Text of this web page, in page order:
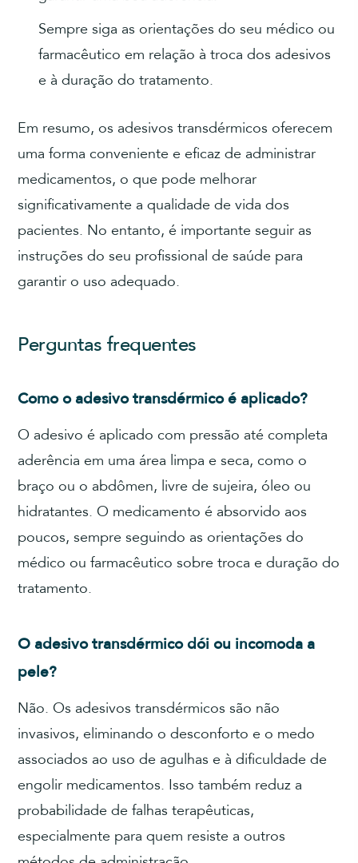
Sempre siga as orientações do seu médico ou
farmacêutico em relação à troca dos adesivos
e à duração do tratamento.
Em resumo, os adesivos transdérmicos oferecem
uma forma conveniente e eficaz de administrar
medicamentos, o que pode melhorar
significativamente a qualidade de vida dos
pacientes. No entanto, é importante seguir as
instruções do seu profissional de saúde para
garantir o uso adequado.
Perguntas frequentes
Como o adesivo transdérmico é aplicado?
O adesivo é aplicado com pressão até completa
aderência em uma área limpa e seca, como o
braço ou o abdômen, livre de sujeira, óleo ou
hidratantes. O medicamento é absorvido aos
poucos, sempre seguindo as orientações do
médico ou farmacêutico sobre troca e duração do
tratamento.
O adesivo transdérmico dói ou incomoda a
pele?
Não. Os adesivos transdérmicos são não
invasivos, eliminando o desconforto e o medo
associados ao uso de agulhas e à dificuldade de
engolir medicamentos. Isso também reduz a
probabilidade de falhas terapêuticas,
especialmente para quem resiste a outros